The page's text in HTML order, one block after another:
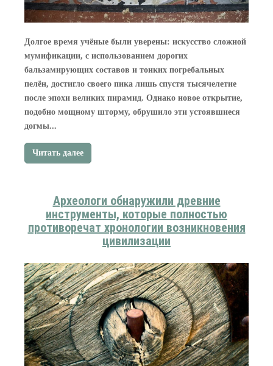
Долгое время учёные были уверены: искусство сложной
мумификации, с использованием дорогих
бальзамирующих составов и тонких погребальных
пелён, достигло своего пика лишь спустя тысячелетие
после эпохи великих пирамид. Однако новое открытие,
подобно мощному шторму, обрушило эти устоявшиеся
догмы...
Читать далее
Археологи обнаружили древние
инструменты, которые полностью
противоречат хронологии возникновения
цивилизации